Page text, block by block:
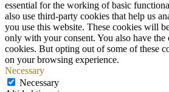
essential for the working of basic
also use third-party cookies that help us
you use this website. These cookies will
only with your consent. You also have
cookies. But opting out of some of these
on your browsing experience.
Necessary
Necessary